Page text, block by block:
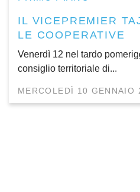
IL VICEPREMIER
LE COOPERATIVE
Venerdì 12 nel tardo
consiglio territoriale di...
MERCOLEDÌ 10 GENNAIO